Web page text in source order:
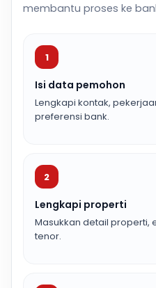
membantu proses ke
1
Isi data pemohon
Lengkapi kontak,
preferensi bank.
2
Lengkapi properti
Masukkan detail properti,
tenor.